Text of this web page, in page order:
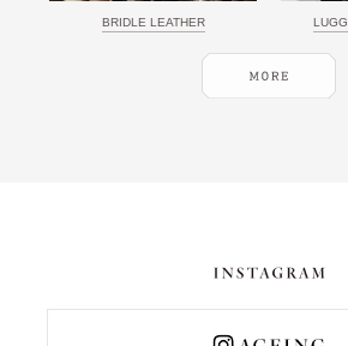
BRIDLE LEATHER